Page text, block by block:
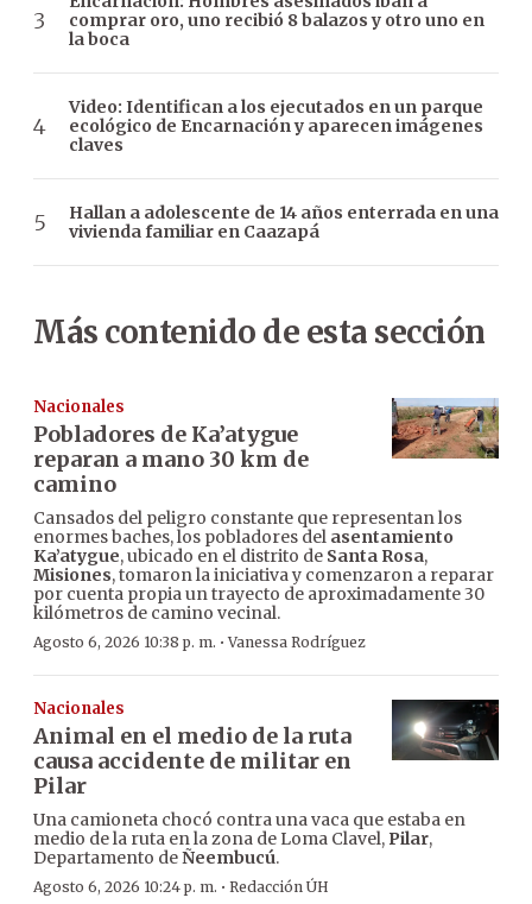
comprar oro, uno recibió 8 balazos y otro uno en
la boca
Video: Identifican a los ejecutados en un parque
ecológico de Encarnación y aparecen imágenes
claves
Hallan a adolescente de 14 años enterrada en una
vivienda familiar en Caazapá
Más contenido de esta sección
Nacionales
Pobladores de Ka’atygue
reparan a mano 30 km de
camino
Cansados del peligro constante que representan los
enormes baches, los pobladores del asentamiento
Ka’atygue, ubicado en el distrito de Santa Rosa,
Misiones, tomaron la iniciativa y comenzaron a reparar
por cuenta propia un trayecto de aproximadamente 30
kilómetros de camino vecinal.
Agosto 6, 2026 10:38 p. m. ·Vanessa Rodríguez
Nacionales
Animal en el medio de la ruta
causa accidente de militar en
Pilar
Una camioneta chocó contra una vaca que estaba en
medio de la ruta en la zona de Loma Clavel, Pilar,
Departamento deÑeembucú.
Agosto 6, 2026 10:24 p. m. · Redacción ÚH